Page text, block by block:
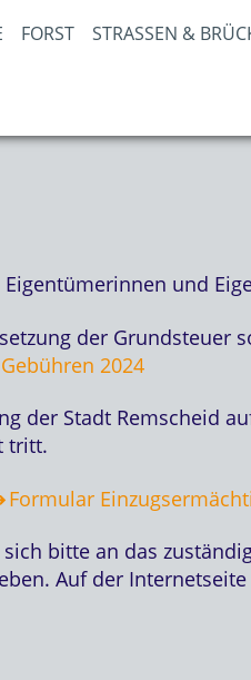
FORST STRASSEN &
und
der Grundsteuer
2024
der Stadt Remscheid
tritt.
Formular
bitte an das
Auf der